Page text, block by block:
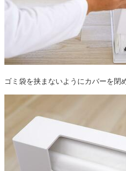
ゴミ袋を挟まないようにカバーを閉